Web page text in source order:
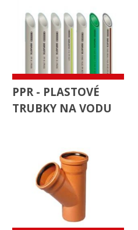
PPR - PLASTOVÉ
TRUBKY NA VODU